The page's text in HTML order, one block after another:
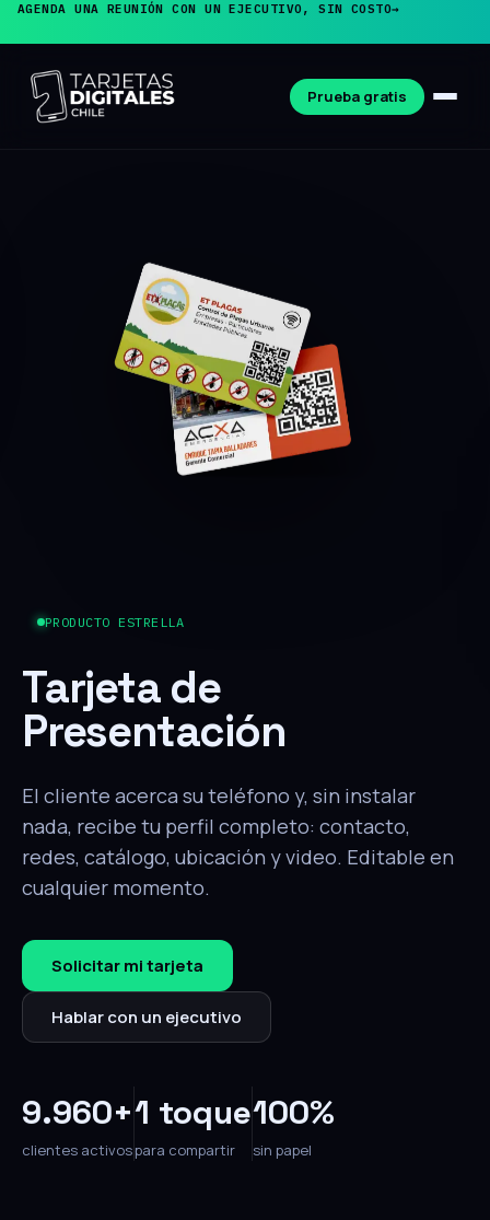
AGENDA UNA REUNIÓN CON UN EJECUTIVO, SIN COSTO→
Prueba gratis
PRODUCTO ESTRELLA
Tarjeta de
Presentación
El cliente acerca su teléfono y, sin instalar
nada, recibe tu perfil completo: contacto,
redes, catálogo, ubicación y video. Editable en
cualquier momento.
Solicitar mi tarjeta
Hablar con un ejecutivo
9.960+
clientes activos
1 toque
para compartir
100%
sin papel